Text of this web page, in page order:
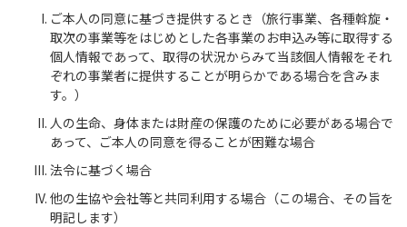
ご本人の同意に基づき提供するとき（旅行事業、各種斡旋・
取次の事業等をはじめとした各事業のお申込み等に取得する
個人情報であって、取得の状況からみて当該個人情報をそれ
ぞれの事業者に提供することが明らかである場合を含みま
す。）
人の生命、身体または財産の保護のために必要がある場合で
あって、ご本人の同意を得ることが困難な場合
法令に基づく場合
他の生協や会社等と共同利用する場合（この場合、その旨を
明記します）